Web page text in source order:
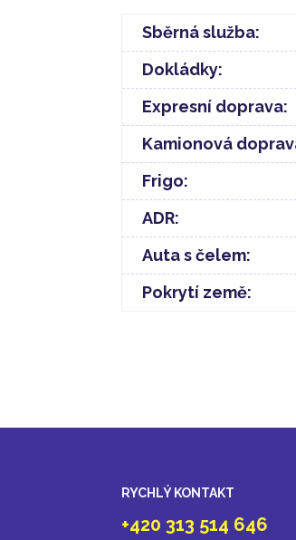
Sběrná služba:
Dokládky:
Expresní doprava:
Kamionová
Frigo:
ADR:
Auta s čelem:
Pokrytí země:
RYCHLÝ KONTAKT
+420 313 514 646